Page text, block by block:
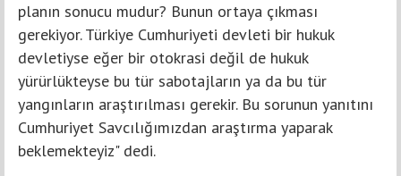
planın sonucu mudur? Bunun ortaya çıkması
gerekiyor. Türkiye Cumhuriyeti devleti bir hukuk
devletiyse eğer bir otokrasi değil de hukuk
yürürlükteyse bu tür sabotajların ya da bu tür
yangınların araştırılması gerekir. Bu sorunun yanıtını
Cumhuriyet Savcılığımızdan araştırma yaparak
beklemekteyiz" dedi.